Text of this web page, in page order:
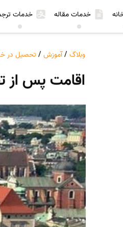
خدمات مقاله خدمات
وبلاگ /آموزش / تحصیل در
اقامت پس از